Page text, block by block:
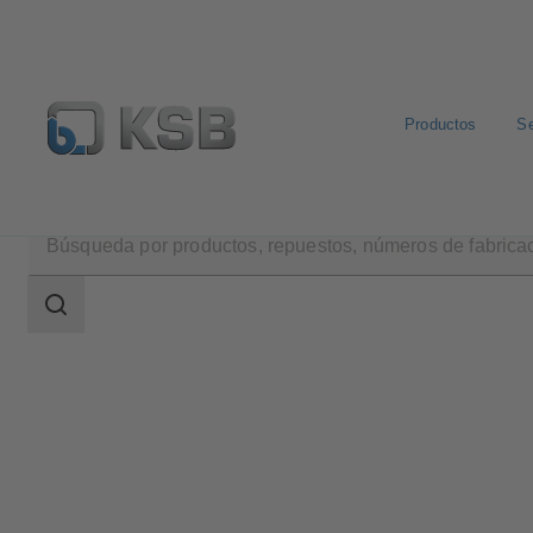
Productos
Área